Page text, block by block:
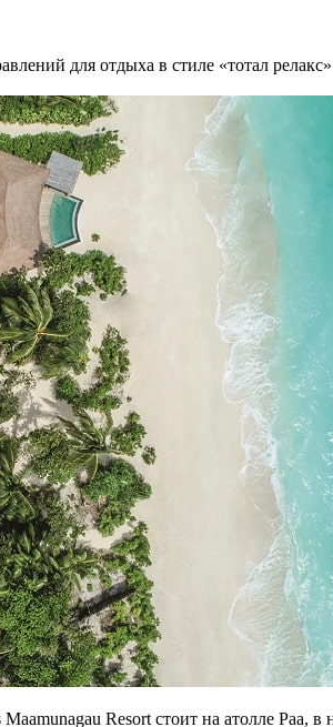
для отдыха в стиле «тотал
Resort стоит на атолле Раа,